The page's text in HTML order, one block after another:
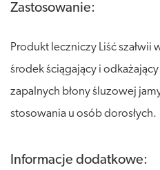
Zastosowanie:
Produkt leczniczy Liść szałwii
środek ściągający i
zapalnych błony śluzowej
stosowania u osób dorosłych.
Informacje dodatkowe: